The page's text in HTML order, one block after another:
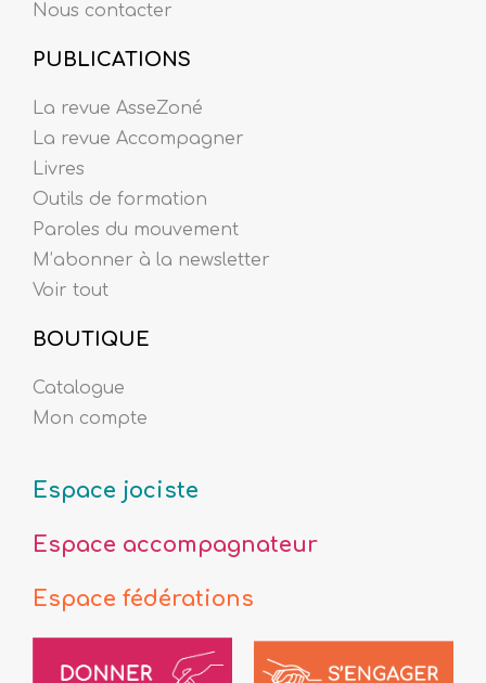
Nous contacter
PUBLICATIONS
La revue AsseZoné
La revue Accompagner
Livres
Outils de formation
Paroles du mouvement
M’abonner à la newsletter
Voir tout
BOUTIQUE
Catalogue
Mon compte
Espace jociste
Espace accompagnateur
Espace fédérations